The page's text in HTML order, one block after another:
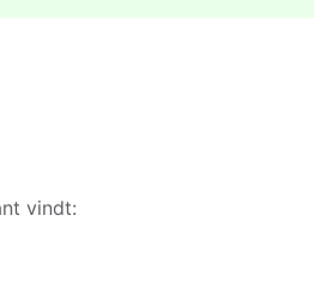
vindt: